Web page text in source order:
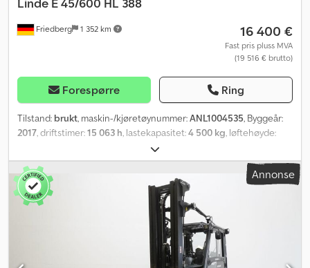
Friedberg 1 352 km 16 400 €
Fast pris pluss MVA
(19 516 € brutto)
Forespørre Ring
Tilstand: brukt, maskin-/kjøretøynummer:ANL1004535, Byggeår:
2017 , driftstimer:15 063 h , lastekapasitet:4 500 kg , løftehøyde:
150 mm, lastsenter:
simplex, batterikapasitet:930 Ah, batterispenning:80 V,
gaffelbærerbredde:
, gaffellengde:
, forhjul
dekkdimensjon:
, bakdekkstørrelse:
8 100 kg
, total lengde:
elektrisitet,
Annonse